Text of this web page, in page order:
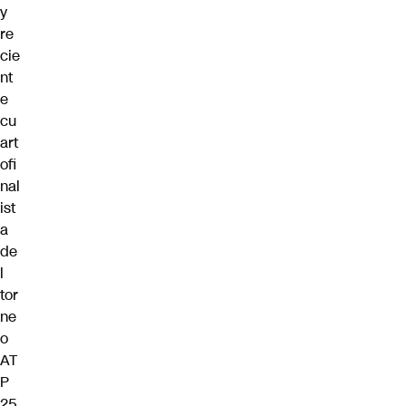
y
re
cie
nt
e
cu
art
ofi
nal
ist
a
de
l
tor
ne
o
AT
P